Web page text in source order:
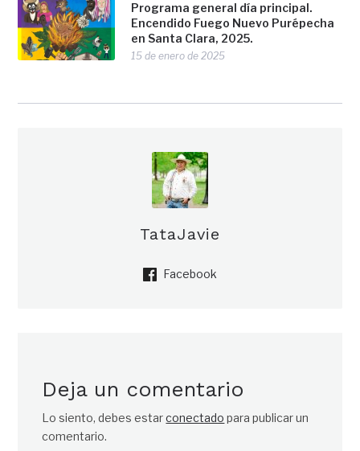
Programa general día principal.
Encendido Fuego Nuevo Purépecha
en Santa Clara, 2025.
15 de enero de 2025
TataJavie
Facebook
Deja un comentario
Lo siento, debes estarconectado para publicar un
comentario.